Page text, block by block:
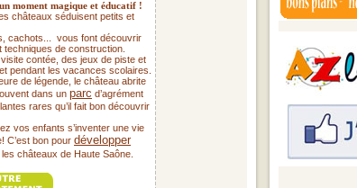
moment magique et éducatif !
les châteaux séduisent petits et
cachots...
vous font découvrir
techniques de construction.
contée, des jeux de piste et
pendant les vacances scolaires.
de légende, le château abrite
dans un parc d’agrément
rares qu’il fait bon découvrir
vos enfants s’inventer une vie
C’est bon pour développer
châteaux de Haute Saône.